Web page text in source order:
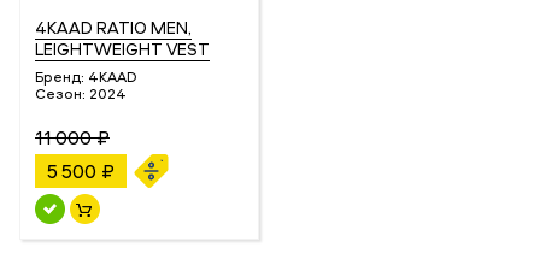
4KAAD RATIO MEN,
LEIGHTWEIGHT VEST
Бренд: 4KAAD
Сезон: 2024
11 000 ₽
5 500 ₽